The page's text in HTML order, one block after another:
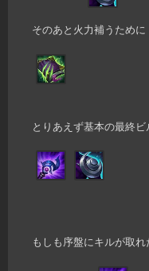
そのあと火力補うために
とりあえず基本の最終ビ
もしも序盤にキルが取